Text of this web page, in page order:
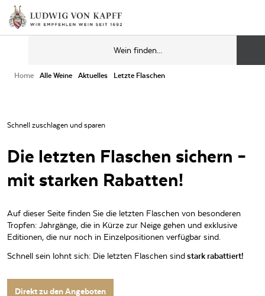
Home Alle Weine Aktuelles Letzte Flaschen
Schnell zuschlagen und sparen
Die letzten Flaschen sichern –
mit starken Rabatten!
Auf dieser Seite finden Sie die letzten Flaschen von besonderen
Tropfen: Jahrgänge, die in Kürze zur Neige gehen und exklusive
Editionen, die nur noch in Einzelpositionen verfügbar sind.
Schnell sein lohnt sich: Die letzten Flaschen sindstark rabattiert!
Direkt zu den Angeboten